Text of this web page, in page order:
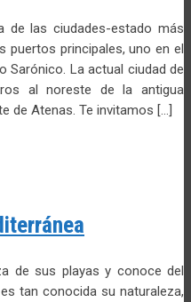
de las ciudades-estado más
puertos principales, uno en el
Sarónico. La actual ciudad de
al noreste de la antigua
de Atenas. Te invitamos […]
de sus playas y conoce del
tan conocida su naturaleza,